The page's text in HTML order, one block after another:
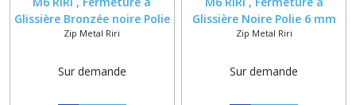
Glissière Bronzée noire Polie
6 mm sur Ruban Vert d'eau
cm
Zip Metal Riri
Sur demande
Glissière Noire Polie 6 mm
sur Ruban Marine Pompier
cm
Zip Metal Riri
Sur demande